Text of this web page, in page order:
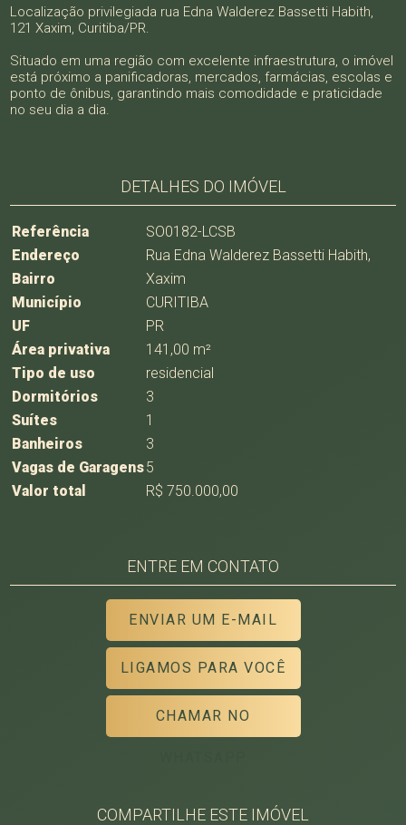
Localização privilegiada rua Edna Walderez Bassetti Habith,
121 Xaxim, Curitiba/PR.
Situado em uma região com excelente infraestrutura, o imóvel
está próximo a panificadoras, mercados, farmácias, escolas e
ponto de ônibus, garantindo mais comodidade e praticidade
no seu dia a dia.
DETALHES DO IMÓVEL
Referência
SO0182-LCSB
Endereço
Rua Edna Walderez Bassetti Habith,
Bairro
Xaxim
Município
CURITIBA
UF
PR
Área privativa
141,00 m²
Tipo de uso
residencial
Dormitórios
3
Suítes
1
Banheiros
3
Vagas de Garagens5
Valor total
R$ 750.000,00
ENTRE EM CONTATO
ENVIAR UM E-MAIL
LIGAMOS PARA VOCÊ
CHAMAR NO
COMPARTILHE ESTE IMÓVEL